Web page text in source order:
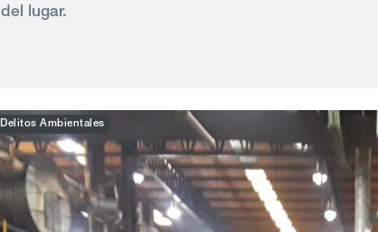
del lugar.
Delitos Ambientales